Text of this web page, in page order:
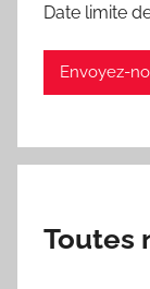
Date limite
Envoyez-
Toutes